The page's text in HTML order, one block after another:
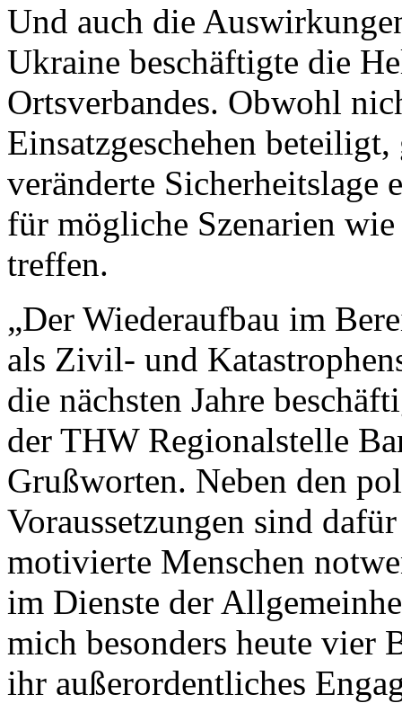
Und auch die
Ukraine beschäftigte die
Ortsverbandes. Obwohl
Einsatzgeschehen
veränderte Sicherheitslage
für mögliche Szenarien
treffen.
„Der Wiederaufbau im
als Zivil- und
die nächsten Jahre
der THW Regionalstelle
Grußworten. Neben den
Voraussetzungen sind
motivierte Menschen
im Dienste der
mich besonders heute vier
ihr außerordentliches